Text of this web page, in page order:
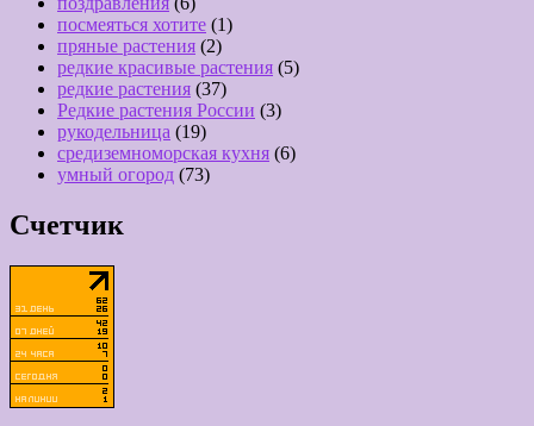
посмеяться хотите (1)
пряные растения (2)
редкие красивые растения (5)
редкие растения (37)
Редкие растения России (3)
рукодельница (19)
средиземноморская кухня (6)
умный огород (73)
Счетчик